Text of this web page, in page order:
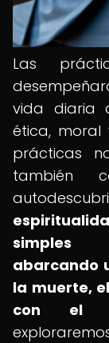
Las
vida diaria
ética, moral
prácticas
también
simples
abarcando
la muerte,
con el